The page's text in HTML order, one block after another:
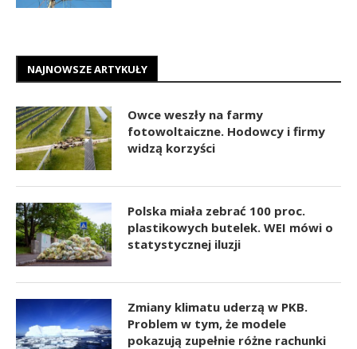
NAJNOWSZE ARTYKUŁY
Owce weszły na farmy
fotowoltaiczne. Hodowcy i firmy
widzą korzyści
Polska miała zebrać 100 proc.
plastikowych butelek. WEI mówi o
statystycznej iluzji
Zmiany klimatu uderzą w PKB.
Problem w tym, że modele
pokazują zupełnie różne rachunki